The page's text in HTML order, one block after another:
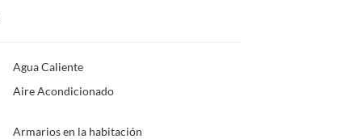
Agua Caliente
Aire Acondicionado
Armarios en la habitación